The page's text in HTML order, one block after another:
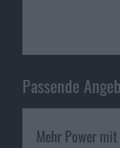
Passende
Mehr Power